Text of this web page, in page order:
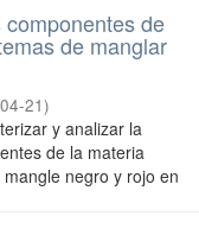
de
de manglar
21)
y analizar la
de la materia
negro y rojo en